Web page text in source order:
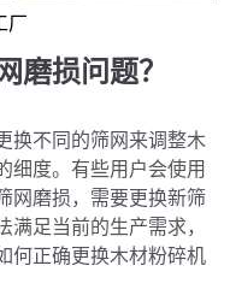
厂
磨损问题？
换不同的筛网来调整木
细度。有些用户会使用
网磨损，需要更换新筛
足当前的生产需求，
何正确更换木材粉碎机